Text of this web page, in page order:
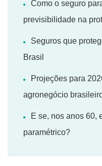
Como o seguro
previsibilidade na
Seguros que
Brasil
Projeções para
agronegócio
E se, nos anos 60,
paramétrico?